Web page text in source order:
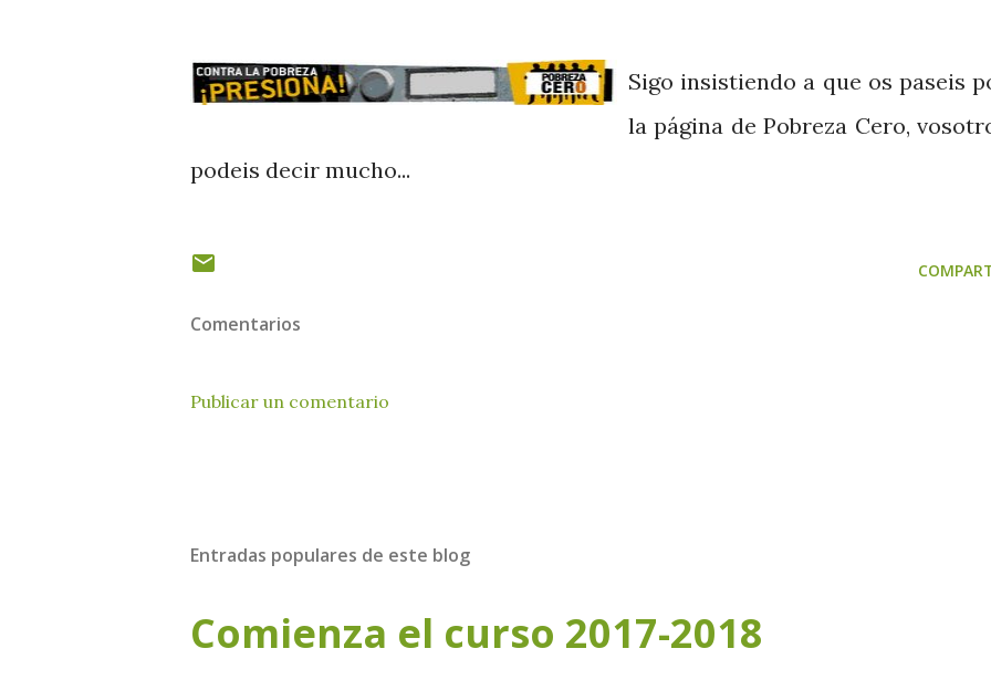
Sigo insistiendo a que os paseis
la página de Pobreza Cero,
podeis decir mucho...
Comentarios
Publicar un comentario
Entradas populares de este blog
Comienza el curso 2017-2018